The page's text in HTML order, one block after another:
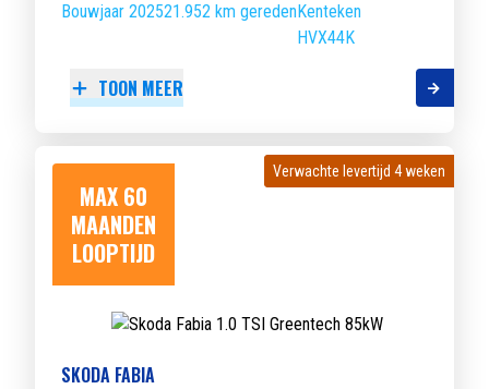
Bouwjaar 202521.952 km geredenKenteken
HVX44K
TOON MEER
MAX 60
MAANDEN
LOOPTIJD
Verwachte levertijd 4 weken
Verwachte levertijd 4 weken
SKODA FABIA